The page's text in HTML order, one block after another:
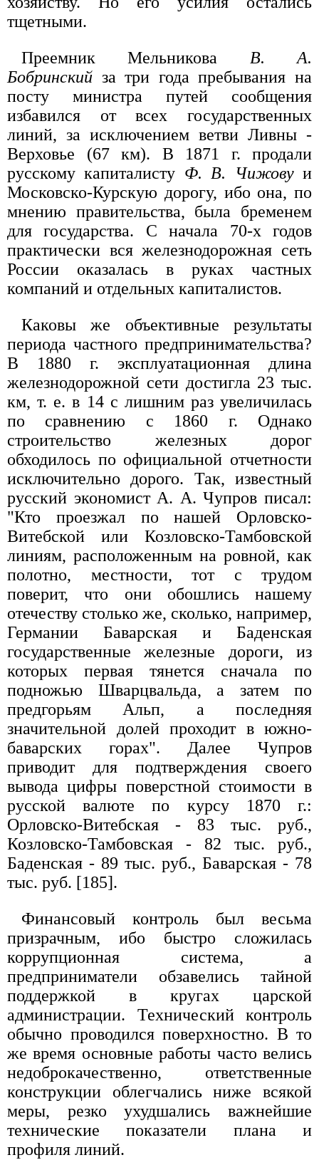
тщетными.
Преемник Мельникова В. А.
Бобринский за три года пребывания на
посту министра путей сообщения
избавился от всех государственных
линий, за исключением ветви Ливны -
Верховье (67 км). В 1871 г. продали
русскому капиталисту Ф. В. Чижовуи
Московско-Курскую дорогу, ибо она, по
мнению правительства, была бременем
для государства. С начала 70-х годов
практически вся железнодорожная сеть
России оказалась в руках частных
компаний и отдельных капиталистов.
Каковы же объективные результаты
периода частного предпринимательства?
В 1880 г. эксплуатационная длина
железнодорожной сети достигла 23 тыс.
км, т. е. в 14 с лишним раз увеличилась
по сравнению с 1860 г. Однако
строительство железных дорог
обходилось по официальной отчетности
исключительно дорого. Так, известный
русский экономист А. А. Чупров писал:
"Кто проезжал по нашей Орловско-
Витебской или Козловско-Тамбовской
линиям, расположенным на ровной, как
полотно, местности, тот с трудом
поверит, что они обошлись нашему
отечеству столько же, сколько, например,
Германии Баварская и Баденская
государственные железные дороги, из
которых первая тянется сначала по
подножью Шварцвальда, а затем по
предгорьям Альп, а последняя
значительной долей проходит в южно-
баварских горах". Далее Чупров
приводит для подтверждения своего
вывода цифры поверстной стоимости в
русской валюте по курсу 1870 г.:
Орловско-Витебская - 83 тыс. руб.,
Козловско-Тамбовская - 82 тыс. руб.,
Баденская - 89 тыс. руб., Баварская - 78
тыс. руб. [185].
Финансовый контроль был весьма
призрачным, ибо быстро сложилась
коррупционная система, а
предприниматели обзавелись тайной
поддержкой в кругах царской
администрации. Технический контроль
обычно проводился поверхностно. В то
же время основные работы часто велись
недоброкачественно, ответственные
конструкции облегчались ниже всякой
меры, резко ухудшались важнейшие
технические показатели плана и
профиля линий.